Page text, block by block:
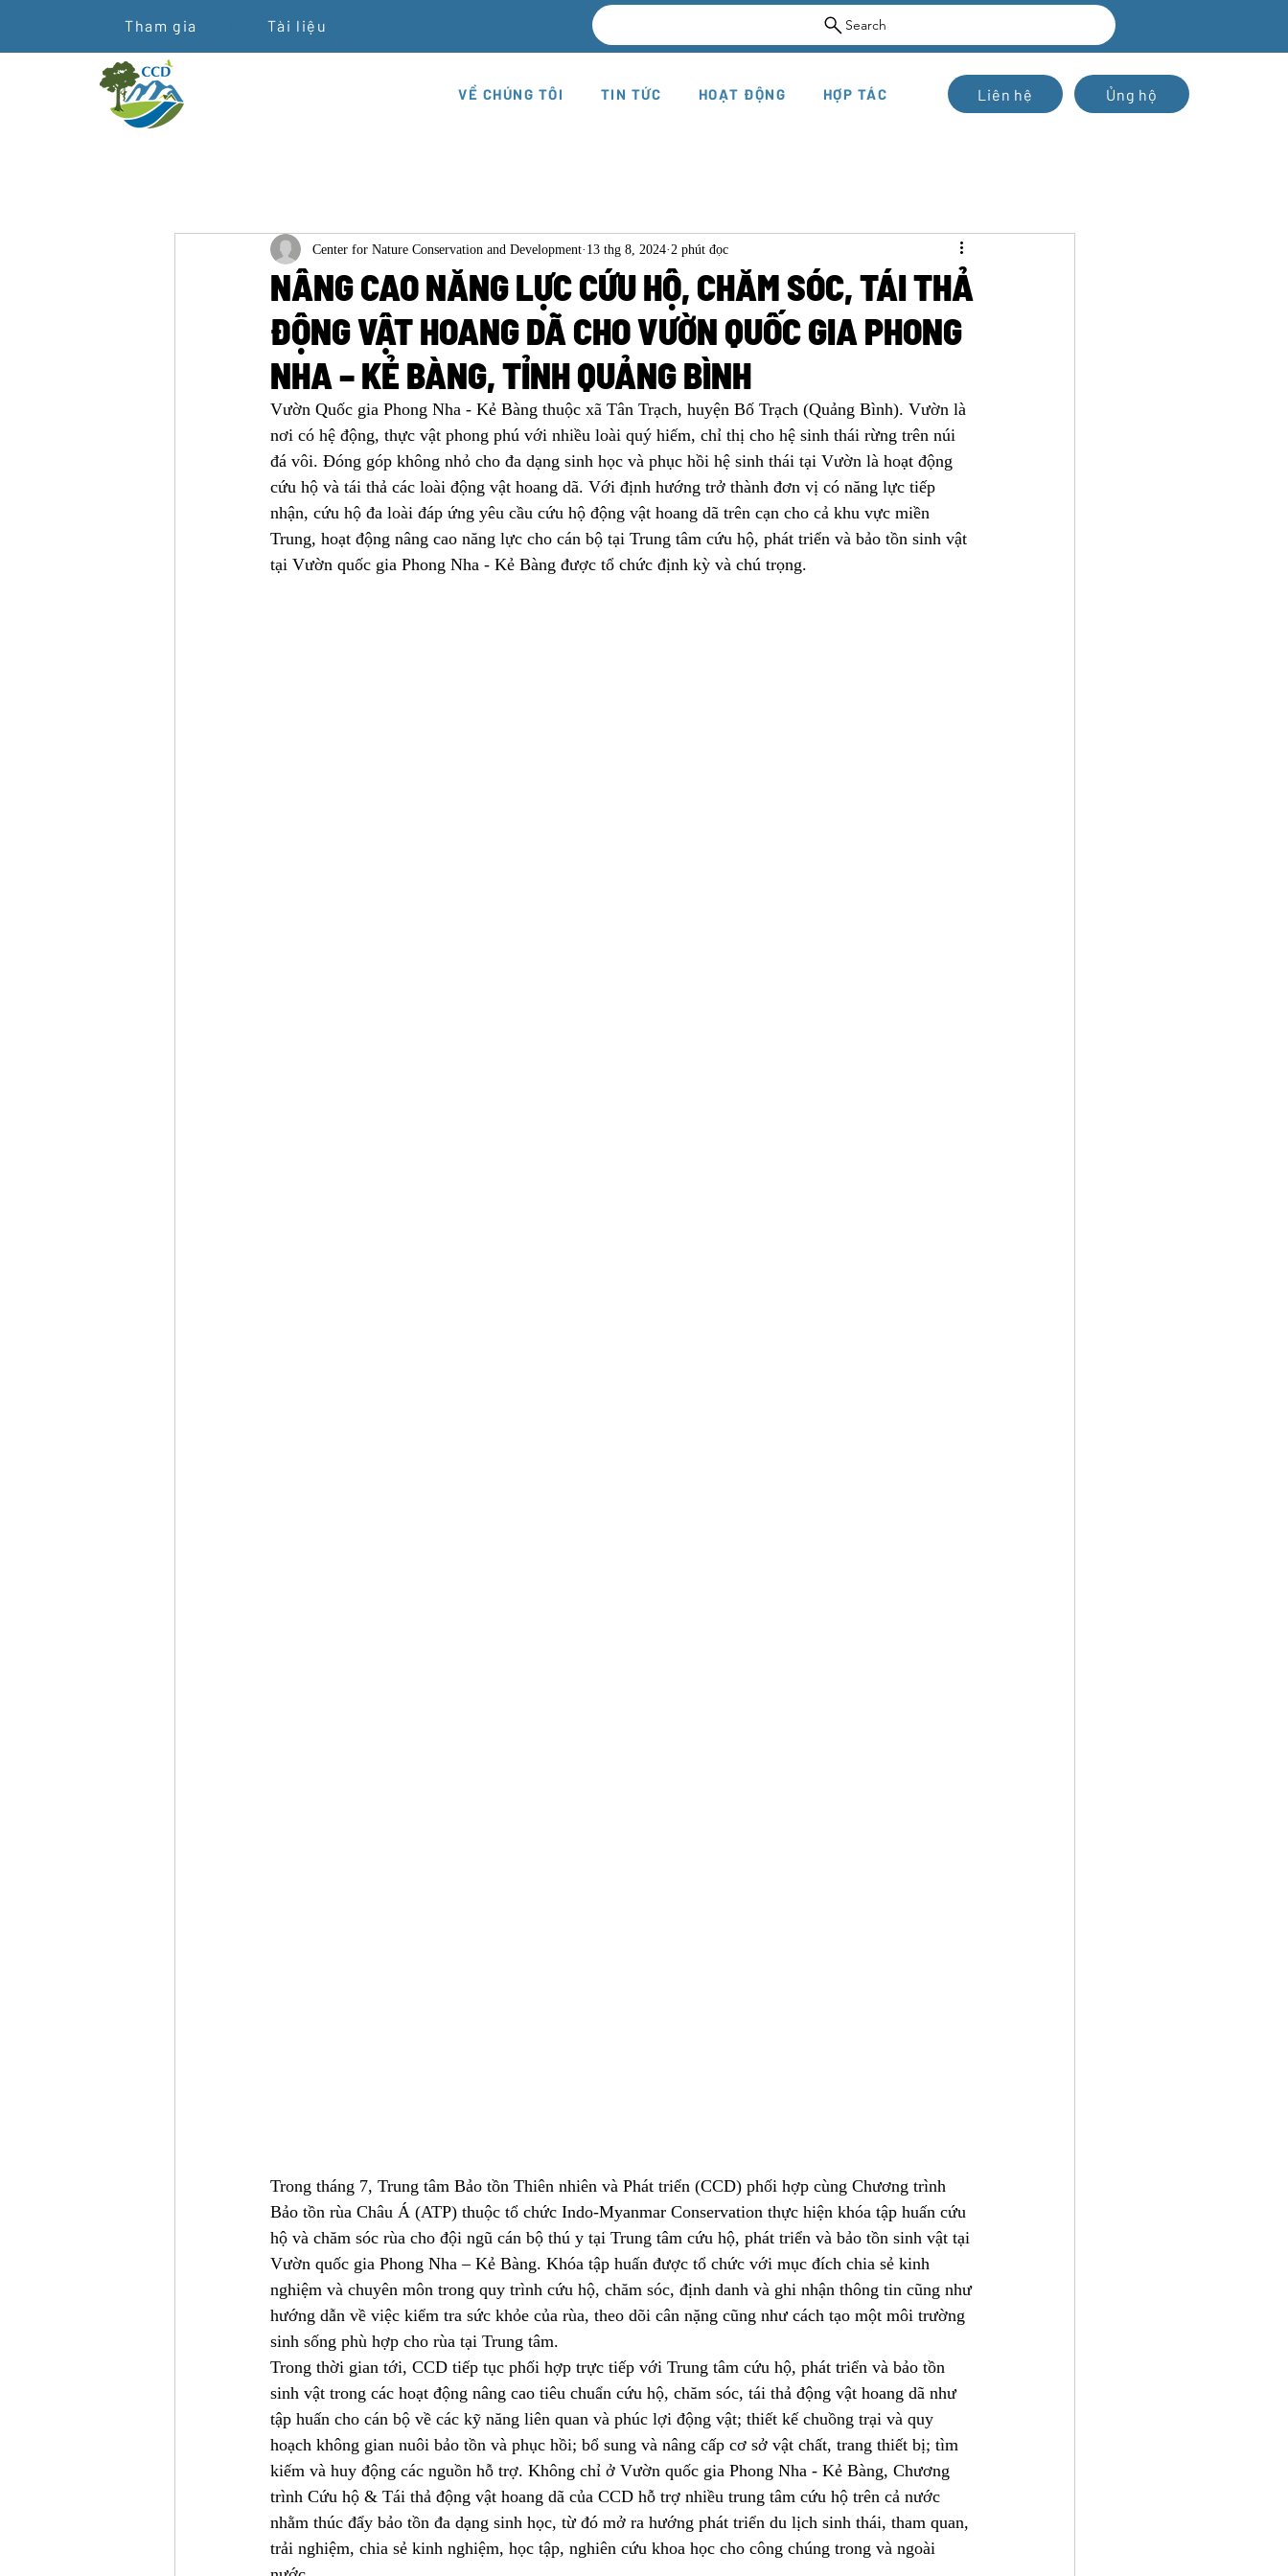
Tham gia Tài liệu Search
VỀ CHÚNG TÔI TIN TỨC HOẠT ĐỘNG HỢP TÁC Liên hệ Ủng hộ
NÂNG CAO NĂNG LỰC CỨU HỘ, CHĂM SÓC, TÁI THẢ
ĐỘNG VẬT HOANG DÃ CHO VƯỜN QUỐC GIA PHONG
NHA – KẺ BÀNG, TỈNH QUẢNG BÌNH
Center for Nature Conservation and Development 13 thg 8, 2024 2 phút đọc
Vườn Quốc gia Phong Nha - Kẻ Bàng thuộc xã Tân Trạch, huyện Bố Trạch (Quảng Bình). Vườn là
nơi có hệ động, thực vật phong phú với nhiều loài quý hiếm, chỉ thị cho hệ sinh thái rừng trên núi
đá vôi. Đóng góp không nhỏ cho đa dạng sinh học và phục hồi hệ sinh thái tại Vườn là hoạt động
cứu hộ và tái thả các loài động vật hoang dã. Với định hướng trở thành đơn vị có năng lực tiếp
nhận, cứu hộ đa loài đáp ứng yêu cầu cứu hộ động vật hoang dã trên cạn cho cả khu vực miền
Trung, hoạt động nâng cao năng lực cho cán bộ tại Trung tâm cứu hộ, phát triển và bảo tồn sinh vật
tại Vườn quốc gia Phong Nha - Kẻ Bàng được tổ chức định kỳ và chú trọng.
Trong tháng 7, Trung tâm Bảo tồn Thiên nhiên và Phát triển (CCD) phối hợp cùng Chương trình
Bảo tồn rùa Châu Á (ATP) thuộc tổ chức Indo-Myanmar Conservation thực hiện khóa tập huấn cứu
hộ và chăm sóc rùa cho đội ngũ cán bộ thú y tại Trung tâm cứu hộ, phát triển và bảo tồn sinh vật tại
Vườn quốc gia Phong Nha – Kẻ Bàng. Khóa tập huấn được tổ chức với mục đích chia sẻ kinh
nghiệm và chuyên môn trong quy trình cứu hộ, chăm sóc, định danh và ghi nhận thông tin cũng như
hướng dẫn về việc kiểm tra sức khỏe của rùa, theo dõi cân nặng cũng như cách tạo một môi trường
sinh sống phù hợp cho rùa tại Trung tâm.
Trong thời gian tới, CCD tiếp tục phối hợp trực tiếp với Trung tâm cứu hộ, phát triển và bảo tồn
sinh vật trong các hoạt động nâng cao tiêu chuẩn cứu hộ, chăm sóc, tái thả động vật hoang dã như
tập huấn cho cán bộ về các kỹ năng liên quan và phúc lợi động vật; thiết kế chuồng trại và quy
hoạch không gian nuôi bảo tồn và phục hồi; bổ sung và nâng cấp cơ sở vật chất, trang thiết bị; tìm
kiếm và huy động các nguồn hỗ trợ. Không chỉ ở Vườn quốc gia Phong Nha - Kẻ Bàng, Chương
trình Cứu hộ & Tái thả động vật hoang dã của CCD hỗ trợ nhiều trung tâm cứu hộ trên cả nước
nhằm thúc đẩy bảo tồn đa dạng sinh học, từ đó mở ra hướng phát triển du lịch sinh thái, tham quan,
trải nghiệm, chia sẻ kinh nghiệm, học tập, nghiên cứu khoa học cho công chúng trong và ngoài